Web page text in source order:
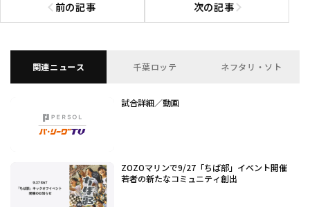
前の記事
前の記事へ 次の記事次の記事へ
関連ニュース 千葉ロッテ ネフタリ・ソト
試合詳細／動画
ZOZOマリンで9/27「ちば部」イベント開催
若者の新たなコミュニティ創出